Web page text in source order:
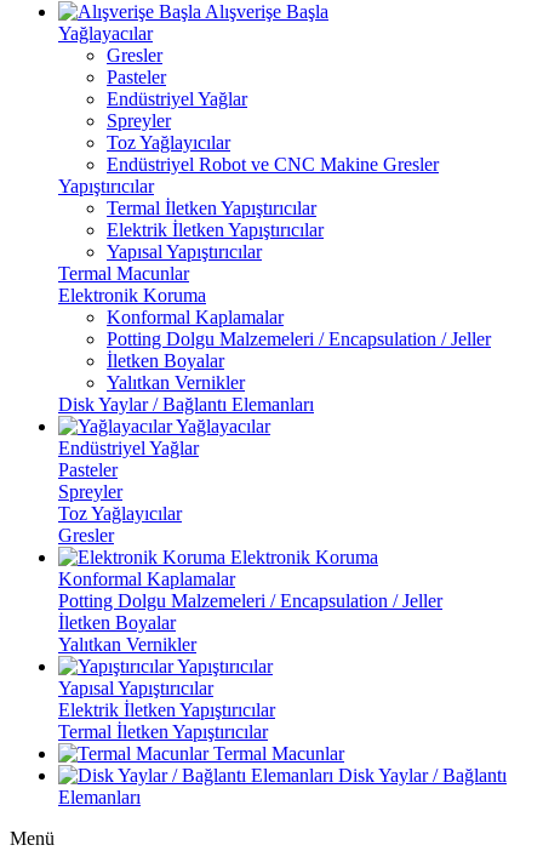
Alışverişe Başla
Yağlayacılar
Gresler
Pasteler
Endüstriyel Yağlar
Spreyler
Toz Yağlayıcılar
Endüstriyel Robot ve CNC Makine Gresler
Yapıştırıcılar
Termal İletken Yapıştırıcılar
Elektrik İletken Yapıştırıcılar
Yapısal Yapıştırıcılar
Termal Macunlar
Elektronik Koruma
Konformal Kaplamalar
Potting Dolgu Malzemeleri / Encapsulation / Jeller
İletken Boyalar
Yalıtkan Vernikler
Disk Yaylar / Bağlantı Elemanları
Yağlayacılar
Endüstriyel Yağlar
Pasteler
Spreyler
Toz Yağlayıcılar
Gresler
Elektronik Koruma
Konformal Kaplamalar
Potting Dolgu Malzemeleri / Encapsulation / Jeller
İletken Boyalar
Yalıtkan Vernikler
Yapıştırıcılar
Yapısal Yapıştırıcılar
Elektrik İletken Yapıştırıcılar
Termal İletken Yapıştırıcılar
Termal Macunlar
Disk Yaylar / Bağlantı
Elemanları
Menü